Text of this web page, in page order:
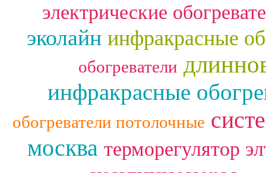
электрические
эколайн инфракрасные
обогреватели
инфракрасные
обогреватели потолочные
москва терморегулятор